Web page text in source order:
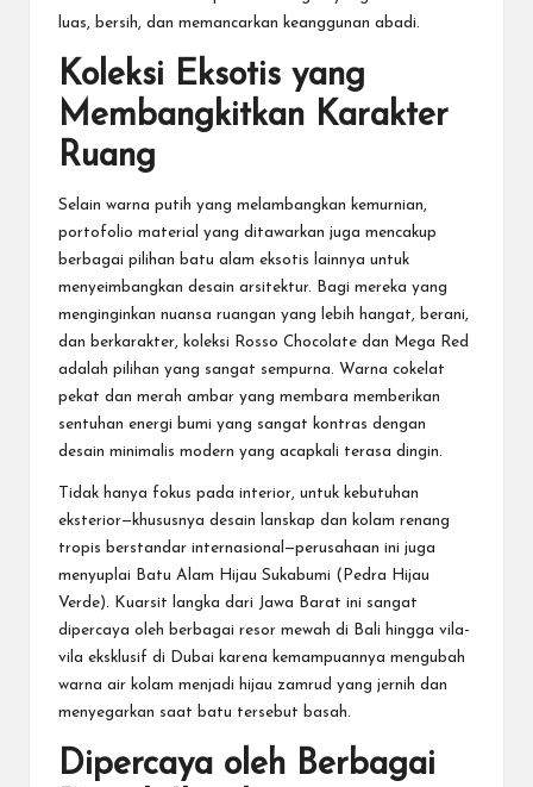
luas, bersih, dan memancarkan keanggunan abadi.
Koleksi Eksotis yang
Membangkitkan Karakter
Ruang
Selain warna putih yang melambangkan kemurnian,
portofolio material yang ditawarkan juga mencakup
berbagai pilihan batu alam eksotis lainnya untuk
menyeimbangkan desain arsitektur. Bagi mereka yang
menginginkan nuansa ruangan yang lebih hangat, berani,
dan berkarakter, koleksi Rosso Chocolate dan Mega Red
adalah pilihan yang sangat sempurna. Warna cokelat
pekat dan merah ambar yang membara memberikan
sentuhan energi bumi yang sangat kontras dengan
desain minimalis modern yang acapkali terasa dingin.
Tidak hanya fokus pada interior, untuk kebutuhan
eksterior—khususnya desain lanskap dan kolam renang
tropis berstandar internasional—perusahaan ini juga
menyuplai
Batu Alam Hijau Sukabumi (Pedra Hijau
Verde). Kuarsit langka dari Jawa Barat ini sangat
dipercaya oleh berbagai resor mewah di Bali hingga vila-
vila eksklusif di Dubai karena kemampuannya mengubah
warna air kolam menjadi hijau zamrud yang jernih dan
menyegarkan saat batu tersebut basah.
Dipercaya oleh Berbagai